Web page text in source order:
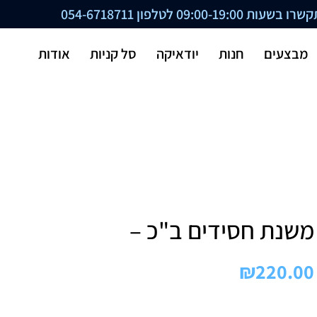
09:00-19:00 לטלפון 054-6718711
מבצעים חנות יודאיקה סל קניות אודות
משנת חסידים ב"כ –
₪220.00